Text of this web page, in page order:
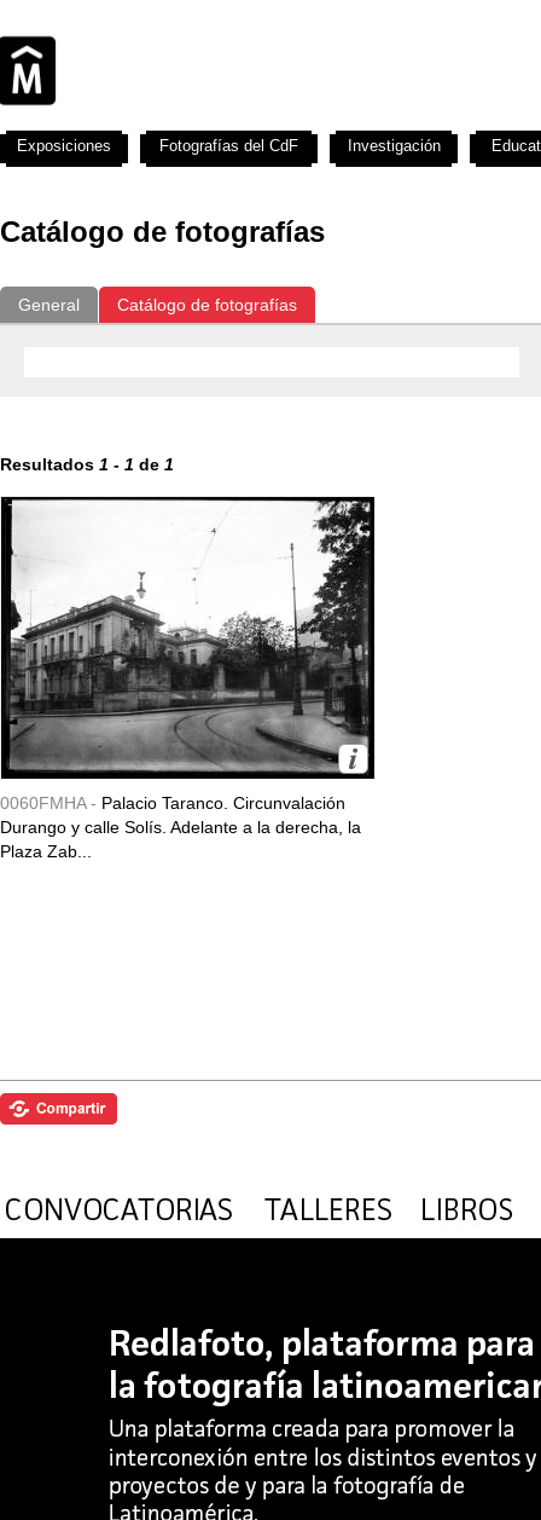
Catálogo de fotografías
General Catálogo de fotografías
Resultados 1 - 1 de 1
0060FMHA - Palacio Taranco. Circunvalación
Durango y calle Solís. Adelante a la derecha, la
Plaza Zab...
Exposiciones Fotografías del CdF Investigación